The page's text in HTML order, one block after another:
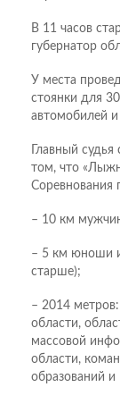
В 11 часов
губернатор
У места
стоянки для
автомобилей и
Главный
том, что
Соревнования
– 10 км
– 5 км юноши
старше);
– 2014 метров:
области,
массовой
области,
образований и